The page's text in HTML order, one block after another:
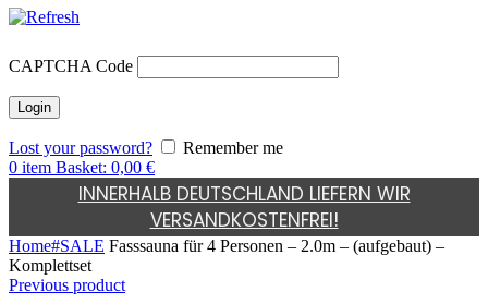
CAPTCHA Code
Lost your password?
Remember me
0 item Basket: 0,00 €
INNERHALB DEUTSCHLAND LIEFERN WIR
VERSANDKOSTENFREI!
Home#SALE Fasssauna für 4 Personen – 2.0m – (aufgebaut) –
Komplettset
Previous product